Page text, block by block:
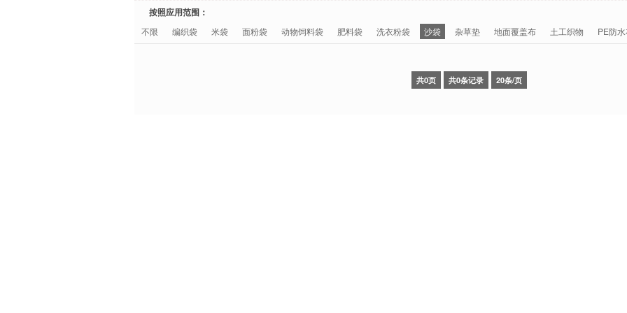
按照应用范围：
不限 编织袋 米袋 面粉袋 动物饲料袋 肥料袋 洗衣粉袋 沙袋 杂草垫 地面覆盖布 土工织物 PE防
共0页 共0条记录 20条/页